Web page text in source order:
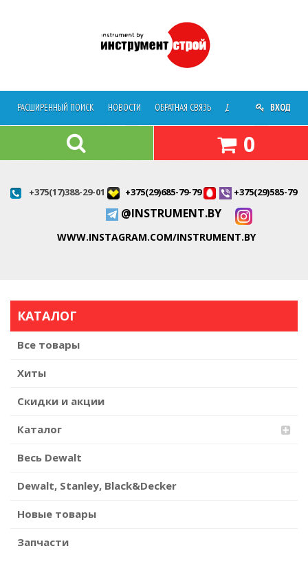
РАСШИРЕННЫЙ ПОИСК НОВОСТИ ОБРАТНАЯ СВЯЗЬ ДОСТАВКА О
ВХОД
0
+375(17)388-29-01 +375(29)685-79-79 +375(29)585-79-
@INSTRUMENT.BY
WWW.INSTAGRAM.COM/INSTRUMENT.BY
КАТАЛОГ
Все товары
Хиты
Скидки и акции
Каталог
Весь Dewalt
Dewalt, Stanley, Black&Decker
Новые товары
Запчасти